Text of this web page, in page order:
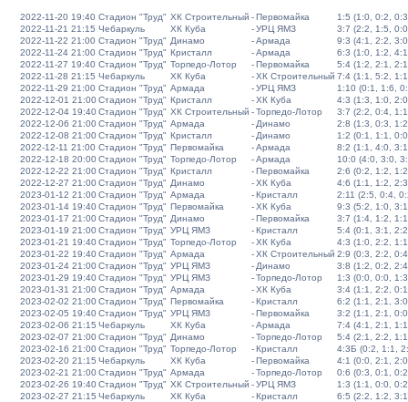
2022-11-20 19:40 Стадион "Труд" ХК Строительный -Первомайка
1:5 (1:0, 0:2,
2022-11-21 21:15 Чебаркуль ХК Куба -УРЦ ЯМЗ
3:7 (2:2, 1:5,
2022-11-22 21:00 Стадион "Труд" Динамо -Армада
9:3 (4:1, 2:2,
2022-11-24 21:00 Стадион "Труд" Кристалл -Армада
6:3 (1:0, 1:2,
2022-11-27 19:40 Стадион "Труд" Торпедо-Лотор -Первомайка
5:4 (1:2, 2:1,
2022-11-28 21:15 Чебаркуль ХК Куба -ХК Строительный 7:4 (1:1, 5:2,
2022-11-29 21:00 Стадион "Труд" Армада -УРЦ ЯМЗ
1:10 (0:1, 1:6,
2022-12-01 21:00Стадион "Труд" Кристалл -ХК Куба
4:3 (1:3, 1:0,
2022-12-04 19:40Стадион "Труд" ХК Строительный -Торпедо-Лотор
3:7 (2:2, 0:4,
2022-12-06 21:00Стадион "Труд" Армада - Динамо
2:8 (1:3, 0:3,
2022-12-08 21:00Стадион "Труд" Кристалл - Динамо
1:2 (0:1, 1:1,
2022-12-11 21:00 Стадион "Труд" Первомайка -Армада
8:2 (1:1, 4:0,
2022-12-18 20:00Стадион "Труд" Торпедо-Лотор -Армада
10:0 (4:0, 3:0,
2022-12-22 21:00Стадион "Труд" Кристалл -Первомайка
2:6 (0:2, 1:2,
2022-12-27 21:00Стадион "Труд" Динамо -ХК Куба
4:6 (1:1, 1:2,
2023-01-12 21:00Стадион "Труд" Армада -Кристалл
2:11 (2:5, 0:4,
2023-01-14 19:40Стадион "Труд" Первомайка -ХК Куба
9:3 (5:2, 1:0,
2023-01-17 21:00Стадион "Труд" Динамо -Первомайка
3:7 (1:4, 1:2,
2023-01-19 21:00Стадион "Труд" УРЦ ЯМЗ -Кристалл
5:4 (0:1, 3:1,
2023-01-21 19:40Стадион "Труд" Торпедо-Лотор -ХК Куба
4:3 (1:0, 2:2,
2023-01-22 19:40Стадион "Труд" Армада -ХК Строительный 2:9 (0:3, 2:2,
2023-01-24 21:00Стадион "Труд" УРЦ ЯМЗ - Динамо
3:8 (1:2, 0:2,
2023-01-29 19:40Стадион "Труд" УРЦ ЯМЗ -Торпедо-Лотор
1:3 (0:0, 0:0,
2023-01-31 21:00Стадион "Труд" Армада -ХК Куба
3:4 (1:1, 2:2,
2023-02-02 21:00Стадион "Труд" Первомайка -Кристалл
6:2 (1:1, 2:1,
2023-02-05 19:40Стадион "Труд" УРЦ ЯМЗ -Первомайка
3:2 (1:1, 2:1,
2023-02-06 21:15 Чебаркуль ХК Куба -Армада
7:4 (4:1, 2:1,
2023-02-07 21:00Стадион "Труд" Динамо -Торпедо-Лотор
5:4 (2:1, 2:2,
2023-02-16 21:00Стадион "Труд" Торпедо-Лотор -Кристалл
4:3Б (0:2, 1:1,
2023-02-20 21:15 Чебаркуль ХК Куба -Первомайка
4:1 (0:0, 2:1,
2023-02-21 21:00Стадион "Труд" Армада -Торпедо-Лотор
0:6 (0:3, 0:1,
2023-02-26 19:40Стадион "Труд" ХК Строительный -УРЦ ЯМЗ
1:3 (1:1, 0:0,
2023-02-27 21:15 Чебаркуль ХК Куба -Кристалл
6:5 (2:2, 1:2,